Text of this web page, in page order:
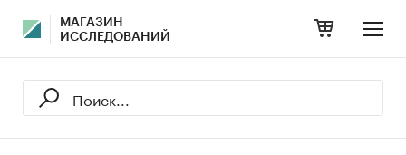
МАГАЗИН
ИССЛЕДОВАНИЙ